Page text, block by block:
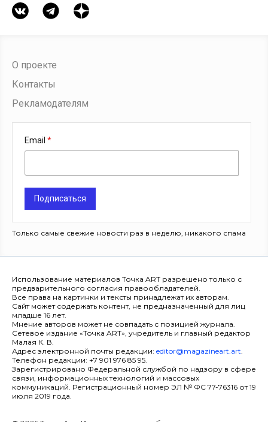
О проекте
Контакты
Рекламодателям
Email
Подписаться
Только самые свежие новости раз в неделю, никакого спама
Использование материалов Точка ART разрешено только с
предварительного согласия правообладателей.
Все права на картинки и тексты принадлежат их авторам.
Сайт может содержать контент, не предназначенный для лиц
младше 16 лет.
Мнение авторов может не совпадать с позицией журнала.
Сетевое издание «Точка ART», учредитель и главный редактор
Малая К. В.
Адрес электронной почты редакции: editor@magazineart.art.
Телефон редакции: +7 901 976 85 95.
Зарегистрировано Федеральной службой по надзору в сфере
связи, информационных технологий и массовых
коммуникаций. Регистрационный номер ЭЛ № ФС 77-76316 от 19
июля 2019 года.